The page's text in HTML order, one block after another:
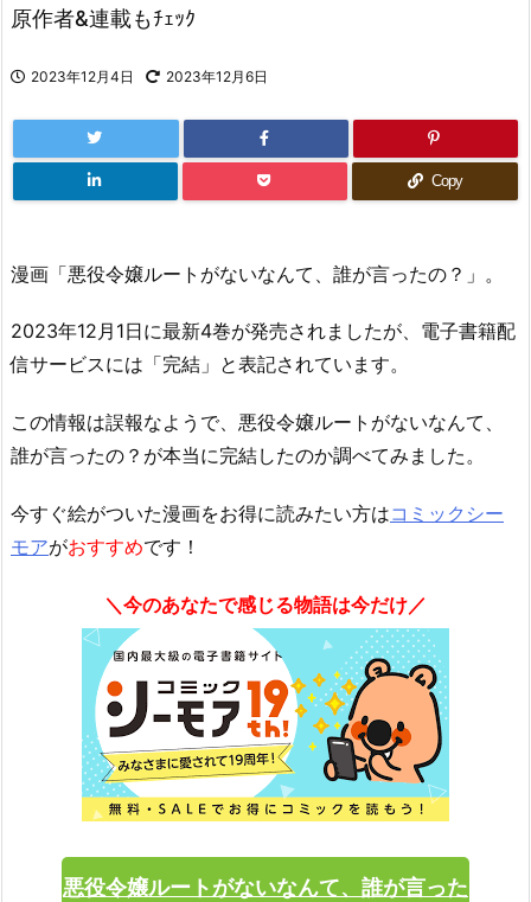
原作者&連載もﾁｪｯｸ
2023年12月4日 2023年12月6日
Copy
漫画「悪役令嬢ルートがないなんて、誰が言ったの？」。
2023年12月1日に最新4巻が発売されましたが、電子書籍配
信サービスには「完結」と表記されています。
この情報は誤報なようで、悪役令嬢ルートがないなんて、
誰が言ったの？が本当に完結したのか調べてみました。
今すぐ絵がついた漫画をお得に読みたい方はコミックシー
モアがおすすめです！
＼今のあなたで感じる物語は今だけ／
悪役令嬢ルートがないなんて、誰が言った